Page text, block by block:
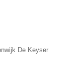
De Keyser